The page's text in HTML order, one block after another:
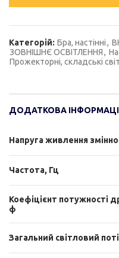
Категорій: Бра, настінні,
ЗОВНІШНЄ ОСВІТЛЕННЯ,
Прожекторні, складські
ДОДАТКОВА
Напруга живлення
Частота, Гц
Коефіцієнт потужності
ф
Загальний світловий